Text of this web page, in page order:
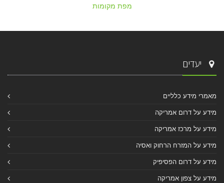
מפת מקומות
יעדים
מאמרי מידע כלליים
מידע על דרום אמריקה
מידע על מרכז אמריקה
מידע על המזרח הרחוק ואסיה
מידע על דרום הפסיפיק
מידע על צפון אמריקה